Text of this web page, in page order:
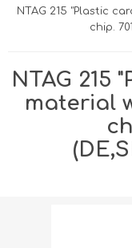
LOGGA IN
NTAG 215 "Plastic
chip.
NTAG 215
material